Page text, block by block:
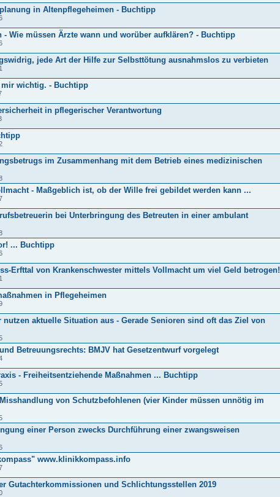
in Altenpflegeheimen - Buchtipp
Wie müssen Ärzte wann und worüber aufklären? - Buchtipp
jede Art der Hilfe zur Selbsttötung ausnahmslos zu verbieten
mir wichtig. - Buchtipp
in pflegerischer Verantwortung
im Zusammenhang mit dem Betrieb eines medizinischen
- Ma­ß­geb­lich ist, ob der Wille frei ge­bil­det wer­den kann ...
bei Unterbringung des Betreuten in einer ambulant
... Buchtipp
Erfttal von Krankenschwester mittels Vollmacht um viel Geld betrogen!
in Pflegeheimen
nutzen aktuelle Situation aus - Gerade Senioren sind oft das Ziel von
Betreuungsrechts: BMJV hat Gesetzentwurf vorgelegt
- Freiheitsentziehende Maßnahmen ... Buchtipp
von Schutzbefohlenen (vier Kinder müssen unnötig im
einer Person zwecks Durchführung einer zwangsweisen
www.klinikkompass.info
Gutachterkommissionen und Schlichtungsstellen 2019